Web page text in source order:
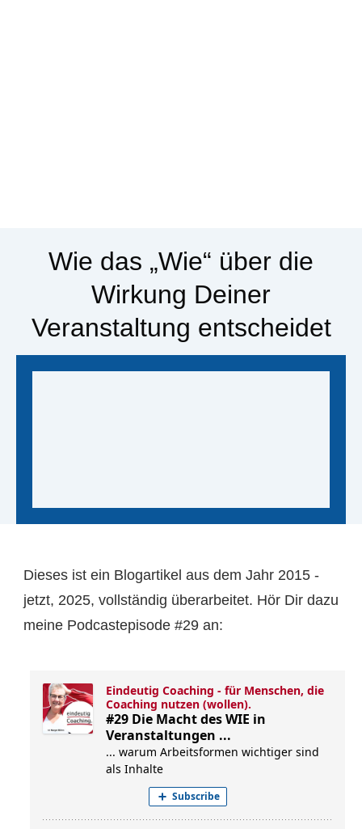
Wie das „Wie“ über die
Wirkung Deiner
Veranstaltung entscheidet
Dieses ist ein Blogartikel aus dem Jahr 2015 -
jetzt, 2025, vollständig überarbeitet. Hör Dir dazu
meine Podcastepisode #29 an: